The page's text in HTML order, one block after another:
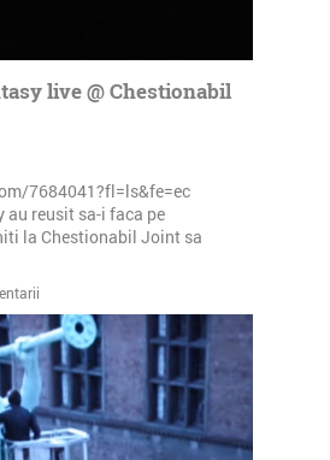
live @ Chestionabil
7684041?fl=ls&fe=ec
au reusit sa-i faca pe
la Chestionabil Joint sa